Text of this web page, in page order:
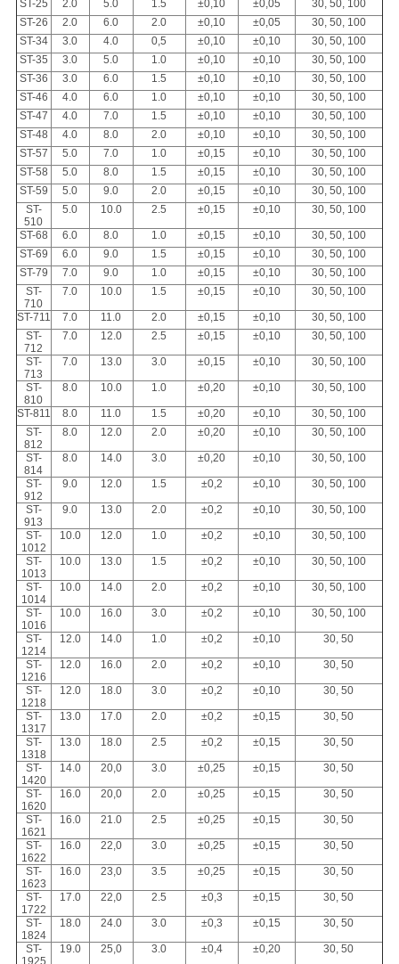
ST-25 2.0 5.0 1.5 ±0,10 ±0,05
30, 50, 100
ST-26
2.0 6.0 2.0 ±0,10 ±0,05
30, 50, 100
ST-34
3.0 4.0 0,5 ±0,10 ±0,10
30, 50, 100
ST-35
3.0 5.0 1.0 ±0,10 ±0,10
30, 50, 100
ST-36
3.0 6.0 1.5 ±0,10 ±0,10
30, 50, 100
ST-46
4.0 6.0 1.0 ±0,10 ±0,10
30, 50, 100
ST-47
4.0 7.0 1.5 ±0,10 ±0,10
30, 50, 100
ST-48
4.0 8.0 2.0 ±0,10 ±0,10
30, 50, 100
ST-57
5.0 7.0 1.0 ±0,15 ±0,10
30, 50, 100
ST-58
5.0 8.0 1.5 ±0,15 ±0,10
30, 50, 100
ST-59
5.0 9.0 2.0 ±0,15 ±0,10
30, 50, 100
ST-
510
5.0 10.0 2.5 ±0,15 ±0,10 30, 50, 100
ST-68 6.0 8.0 1.0 ±0,15 ±0,10
30, 50, 100
ST-69
6.0 9.0 1.5 ±0,15 ±0,10
30, 50, 100
ST-79
7.0 9.0 1.0 ±0,15 ±0,10
30, 50, 100
ST-
710
7.0 10.0 1.5 ±0,15 ±0,10 30, 50, 100
ST-711 7.0 11.0 2.0 ±0,15 ±0,10
30, 50, 100
ST-
712
7.0 12.0 2.5 ±0,15 ±0,10 30, 50, 100
ST-
713
7.0 13.0 3.0 ±0,15 ±0,10 30, 50, 100
ST-
810
8.0 10.0 1.0 ±0,20 ±0,10 30, 50, 100
ST-811 8.0 11.0 1.5 ±0,20 ±0,10
30, 50, 100
ST-
812
8.0 12.0 2.0 ±0,20 ±0,10 30, 50, 100
ST-
814
8.0 14.0 3.0 ±0,20 ±0,10 30, 50, 100
ST-
912
9.0 12.0 1.5 ±0,2 ±0,10 30, 50, 100
ST-
913
9.0 13.0 2.0 ±0,2 ±0,10 30, 50, 100
ST-
1012
10.0 12.0 1.0 ±0,2 ±0,10 30, 50, 100
ST-
1013
10.0 13.0 1.5 ±0,2 ±0,10 30, 50, 100
ST-
1014
10.0 14.0 2.0 ±0,2 ±0,10 30, 50, 100
ST-
1016
10.0 16.0 3.0 ±0,2 ±0,10 30, 50, 100
ST-
1214
12.0 14.0 1.0 ±0,2 ±0,10 30, 50
ST-
1216
12.0 16.0 2.0 ±0,2 ±0,10 30, 50
ST-
1218
12.0 18.0 3.0 ±0,2 ±0,10 30, 50
ST-
1317
13.0 17.0 2.0 ±0,2 ±0,15 30, 50
ST-
1318
13.0 18.0 2.5 ±0,2 ±0,15 30, 50
ST-
1420
14.0 20,0 3.0 ±0,25 ±0,15 30, 50
ST-
1620
16.0 20,0 2.0 ±0,25 ±0,15 30, 50
ST-
1621
16.0 21.0 2.5 ±0,25 ±0,15 30, 50
ST-
1622
16.0 22,0 3.0 ±0,25 ±0,15 30, 50
ST-
1623
16.0 23,0 3.5 ±0,25 ±0,15 30, 50
ST-
1722
17.0 22,0 2.5 ±0,3 ±0,15 30, 50
ST-
1824
18.0 24.0 3.0 ±0,3 ±0,15 30, 50
ST-
19.0 25,0 3.0 ±0,4 ±0,20 30, 50